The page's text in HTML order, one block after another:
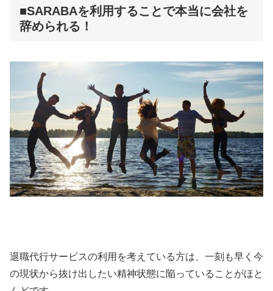
■SARABAを利用することで本当に会社を
辞められる！
退職代行サービスの利用を考えている方は、一刻も早く今
の現状から抜け出したい精神状態に陥っていることがほと